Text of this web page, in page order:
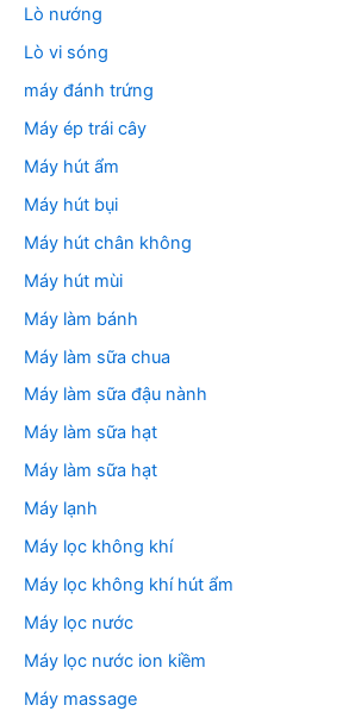
Lò nướng
Lò vi sóng
máy đánh trứng
Máy ép trái cây
Máy hút ẩm
Máy hút bụi
Máy hút chân không
Máy hút mùi
Máy làm bánh
Máy làm sữa chua
Máy làm sữa đậu nành
Máy làm sữa hạt
Máy làm sữa hạt
Máy lạnh
Máy lọc không khí
Máy lọc không khí hút ẩm
Máy lọc nước
Máy lọc nước ion kiềm
Máy massage